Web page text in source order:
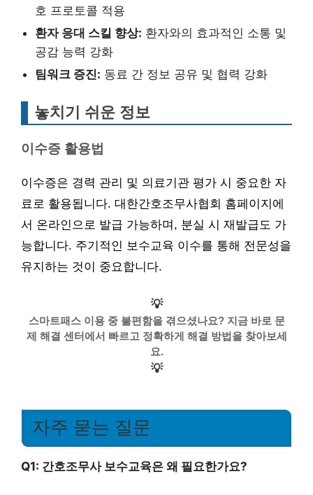
호 프로토콜 적용
환자 응대 스킬 향상: 환자와의 효과적인 소통 및
공감 능력 강화
팀워크 증진: 동료 간 정보 공유 및 협력 강화
놓치기 쉬운 정보
이수증 활용법
이수증은 경력 관리 및 의료기관 평가 시 중요한 자
료로 활용됩니다. 대한간호조무사협회 홈페이지에
서 온라인으로 발급 가능하며, 분실 시 재발급도 가
능합니다. 주기적인 보수교육 이수를 통해 전문성을
유지하는 것이 중요합니다.
💡
스마트패스 이용 중 불편함을 겪으셨나요? 지금 바로 문
제 해결 센터에서 빠르고 정확하게 해결 방법을 찾아보세
요.
💡
자주 묻는 질문
Q1: 간호조무사 보수교육은 왜 필요한가요?